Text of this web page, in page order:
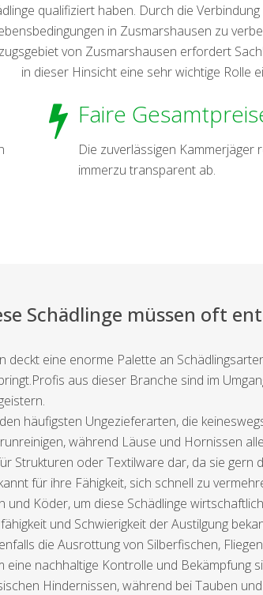
qualifiziert haben. Durch die
in Zusmarshausen zu
von Zusmarshausen erfordert
in dieser Hinsicht eine sehr wichtige Rolle
Faire
Die zuverlässigen Kammerjäger
immerzu transparent ab.
Schädlinge müssen oft
deckt eine enorme Palette an
aus dieser Branche sind im
häufigsten Ungezieferarten, die
während Läuse und Hornissen
Strukturen oder Textilware dar, da sie gern
für ihre Fähigkeit, sich schnell zu
und Köder, um diese Schädlinge
und Schwierigkeit der Austilgung
die Ausrottung von Silberfischen,
nachhaltige Kontrolle und Bekämpfung
Hindernissen, während bei Tauben